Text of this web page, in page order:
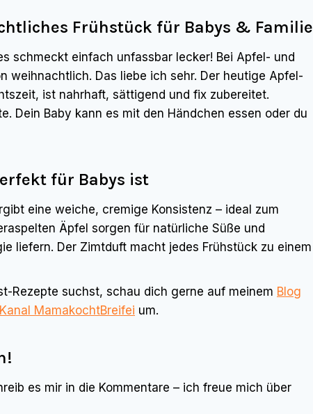
Frühstück für Babys & Familie
schmeckt einfach unfassbar lecker! Bei Apfel- und
weihnachtlich. Das liebe ich sehr. Der heutige Apfel-
ist nahrhaft, sättigend und fix zubereitet.
Dein Baby kann es mit den Händchen essen oder du
für Babys ist
eine weiche, cremige Konsistenz – ideal zum
Äpfel sorgen für natürliche Süße und
liefern. Der Zimtduft macht jedes Frühstück zu einem
Rezepte suchst, schau dich gerne auf meinem Blog
Kanal MamakochtBreifei um.
es mir in die Kommentare – ich freue mich über